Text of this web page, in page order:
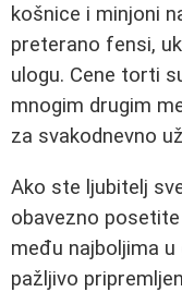
košnice i minjoni
preterano fensi,
ulogu. Cene torti
mnogim drugim
za svakodnevno
Ako ste ljubitelj
obavezno
među najboljima
pažljivo